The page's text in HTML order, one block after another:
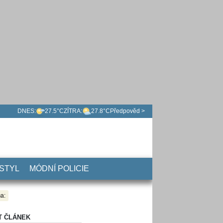
DNES: 27.5°CZÍTRA: 27.8°C Předpověd >
MÓDNÍ POLICIE
ČLÁNEK